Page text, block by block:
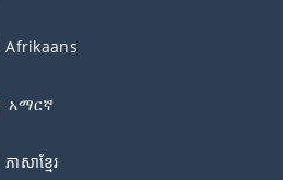
Afrikaans
አማርኛ
ភាសាខ្មែរ